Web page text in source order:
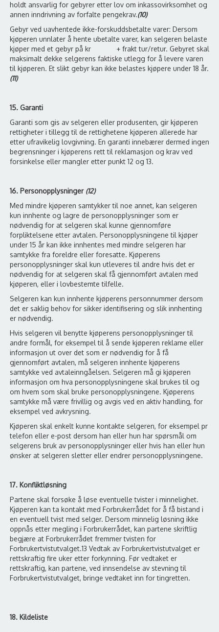
holdt ansvarlig for gebyrer etter lov om inkassovirksomhet og
annen inndrivning av forfalte pengekrav.(10)
Gebyr ved uavhentede ikke-forskuddsbetalte varer: Dersom
kjøperen unnlater å hente ubetalte varer, kan selgeren belaste
kjøper med et gebyr på kr + frakt tur/retur. Gebyret skal
maksimalt dekke selgerens faktiske utlegg for å levere varen
til kjøperen. Et slikt gebyr kan ikke belastes kjøpere under 18 år.
(11)
15. Garanti
Garanti som gis av selgeren eller produsenten, gir kjøperen
rettigheter i tillegg til de rettighetene kjøperen allerede har
etter ufravikelig lovgivning. En garanti innebærer dermed ingen
begrensninger i kjøperens rett til reklamasjon og krav ved
forsinkelse eller mangler etter punkt 12 og 13.
16. Personopplysninger (12)
Med mindre kjøperen samtykker til noe annet, kan selgeren
kun innhente og lagre de personopplysninger som er
nødvendig for at selgeren skal kunne gjennomføre
forpliktelsene etter avtalen. Personopplysningene til kjøper
under 15 år kan ikke innhentes med mindre selgeren har
samtykke fra foreldre eller foresatte. Kjøperens
personopplysninger skal kun utleveres til andre hvis det er
nødvendig for at selgeren skal få gjennomført avtalen med
kjøperen, eller i lovbestemte tilfelle.
Selgeren kan kun innhente kjøperens personnummer dersom
det er saklig behov for sikker identifisering og slik innhenting
er nødvendig.
Hvis selgeren vil benytte kjøperens personopplysninger til
andre formål, for eksempel til å sende kjøperen reklame eller
informasjon ut over det som er nødvendig for å få
gjennomført avtalen, må selgeren innhente kjøperens
samtykke ved avtaleinngåelsen. Selgeren må gi kjøperen
informasjon om hva personopplysningene skal brukes til og
om hvem som skal bruke personopplysningene. Kjøperens
samtykke må være frivillig og avgis ved en aktiv handling, for
eksempel ved avkrysning.
Kjøperen skal enkelt kunne kontakte selgeren, for eksempel pr
telefon eller e-post dersom han eller hun har spørsmål om
selgerens bruk av personopplysninger eller hvis han eller hun
ønsker at selgeren sletter eller endrer personopplysningene.
17. Konfliktløsning
Partene skal forsøke å løse eventuelle tvister i minnelighet.
Kjøperen kan ta kontakt med Forbrukerrådet for å få bistand i
en eventuell tvist med selger. Dersom minnelig løsning ikke
oppnås etter megling i Forbrukerrådet, kan partene skriftlig
begjære at Forbrukerrådet fremmer tvisten for
Forbrukertvistutvalget.13 Vedtak av Forbrukertvistutvalget er
rettskraftig fire uker etter forkynning. Før vedtaket er
rettskraftig, kan partene, ved innsendelse av stevning til
Forbrukertvistutvalget, bringe vedtaket inn for tingretten.
18. Kildeliste